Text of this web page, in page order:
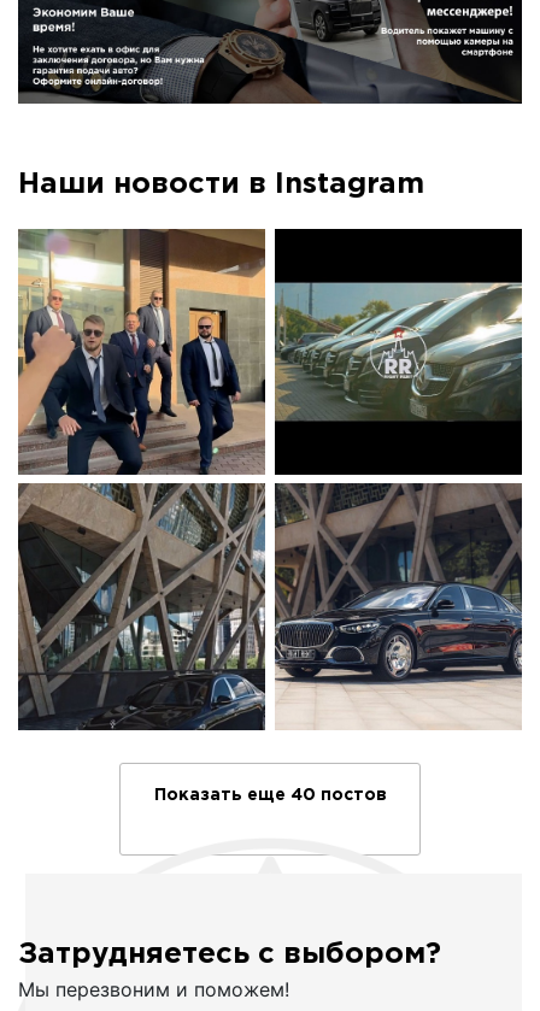
Наши новости в Instagram
Показать еще 40 постов
Затрудняетесь с выбором?
Мы перезвоним и поможем!